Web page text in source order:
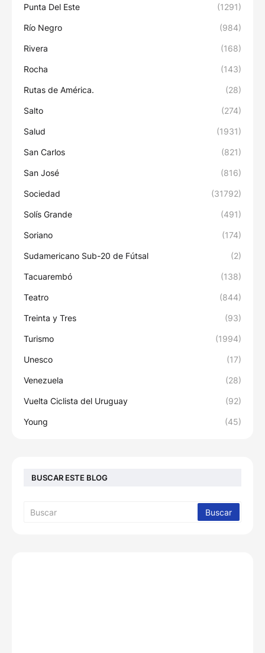
Punta Del Este (1291)
Río Negro (984)
Rivera (168)
Rocha (143)
Rutas de América. (28)
Salto (274)
Salud (1931)
San Carlos (821)
San José (816)
Sociedad (31792)
Solís Grande (491)
Soriano (174)
Sudamericano Sub-20 de Fútsal (2)
Tacuarembó (138)
Teatro (844)
Treinta y Tres (93)
Turismo (1994)
Unesco (17)
Venezuela (28)
Vuelta Ciclista del Uruguay (92)
Young (45)
BUSCAR ESTE BLOG